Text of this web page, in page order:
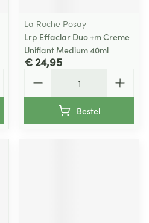
La Roche Posay
Lrp Effaclar Duo +m Creme
Unifiant Medium 40ml
€ 24,95
Bestel